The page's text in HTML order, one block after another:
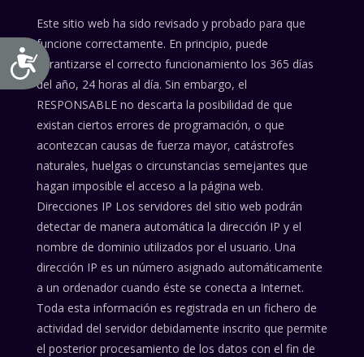
Accesibilidad
Este sitio web ha sido revisado y probado para que
funcione correctamente. En principio, puede
garantizarse el correcto funcionamiento los 365 días
del año, 24 horas al día. Sin embargo, el
RESPONSABLE no descarta la posibilidad de que
existan ciertos errores de programación, o que
acontezcan causas de fuerza mayor, catástrofes
naturales, huelgas o circunstancias semejantes que
hagan imposible el acceso a la página web.
Direcciones IP Los servidores del sitio web podrán
detectar de manera automática la dirección IP y el
nombre de dominio utilizados por el usuario. Una
dirección IP es un número asignado automáticamente
a un ordenador cuando éste se conecta a Internet.
Toda esta información es registrada en un fichero de
actividad del servidor debidamente inscrito que permite
el posterior procesamiento de los datos con el fin de